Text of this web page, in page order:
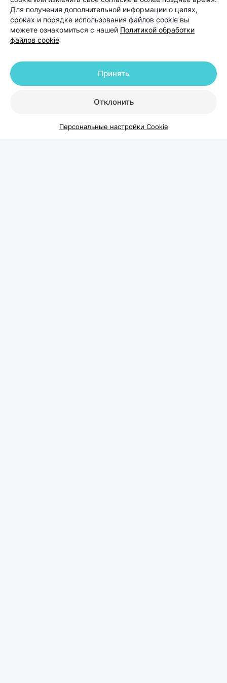
Для получения дополнительной информации о целях,
сроках и порядке использования файлов cookie вы
можете ознакомиться с нашей Политикой обработки
файлов cookie
Отклонить
Принять
Персональные настройки Cookie